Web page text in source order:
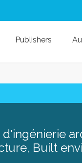
Publishers
Built